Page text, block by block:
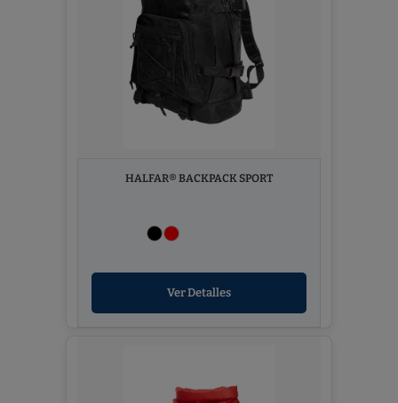
HALFAR® BACKPACK SPORT
Ver Detalles